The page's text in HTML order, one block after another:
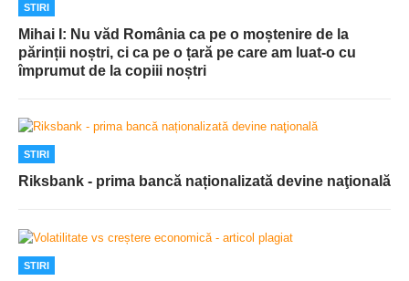
STIRI
Mihai I: Nu văd România ca pe o moștenire de la
părinții noștri, ci ca pe o țară pe care am luat-o cu
împrumut de la copiii noștri
STIRI
Riksbank - prima bancă naționalizată devine naţională
STIRI